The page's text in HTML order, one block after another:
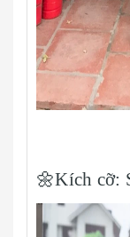
🌼Kích cỡ: